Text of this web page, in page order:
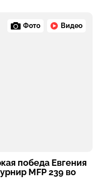
Фото Видео
победа Евгения
MFP 239 во